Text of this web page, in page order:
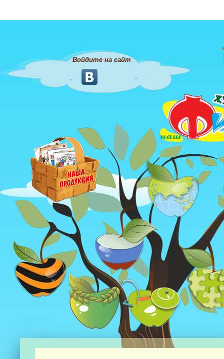
Войдите на сайт